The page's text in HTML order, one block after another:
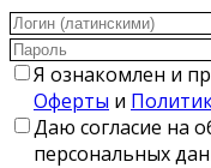
Я ознакомлен и
Оферты и
Даю согласие на
персональных